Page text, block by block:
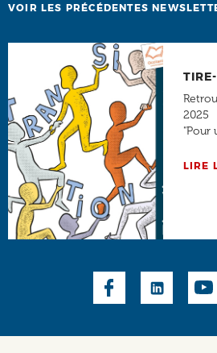
VOIR LES PRÉCÉDENTES
2025
"Pour
LIRE